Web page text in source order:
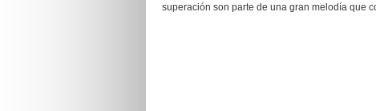
superación son parte de una gran melodía que